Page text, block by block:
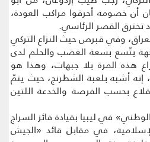
أن خصومه أحرقوا مراكب العودة،
تخترق القصر الرئاسي.
وفي قبرص حيث النزاع التركي
يتّسع بسعة الغضب والحلم لدى
هذه المرة بلا جبهات، وهذا هو
أشبه بلعبة الشطرنج، حيث يتمّ
بحسب الفرصة والخدعة اللتين
في ليبيا بقيادة فائز السراج
في مقابل قائد «الجيش